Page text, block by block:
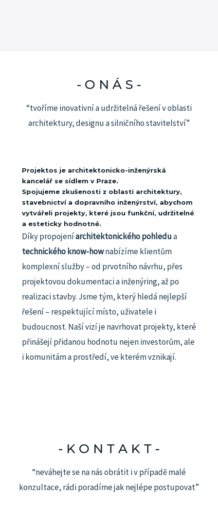
- O N Á S -
“tvoříme inovativní a udržitelná řešení v oblasti
architektury, designu a silničního stavitelství”
Projektos je architektonicko-inženýrská
kancelář se sídlem v Praze.
Spojujeme zkušenosti z oblasti architektury,
stavebnictví a dopravního inženýrství, abychom
vytvářeli projekty, které jsou funkční, udržitelné
a esteticky hodnotné.
Díky propojeníarchitektonického pohledua
technického know-hownabízíme klientům
komplexní služby – od prvotního návrhu, přes
projektovou dokumentaci a inženýring, až po
realizaci stavby. Jsme tým, který hledá nejlepší
řešení – respektující místo, uživatele i
budoucnost. Naší vizí je navrhovat projekty, které
přinášejí přidanou hodnotu nejen investorům, ale
i komunitám a prostředí, ve kterém vznikají.
- K O N T A K T -​
“neváhejte se na nás obrátit i v případě malé
konzultace, rádi poradíme jak nejlépe postupovat”